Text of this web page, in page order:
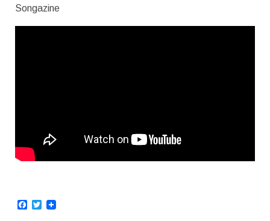
Songazine
Facebook
Twitter